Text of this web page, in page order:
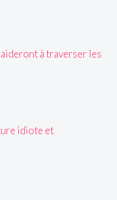
à traverser les
idiote et